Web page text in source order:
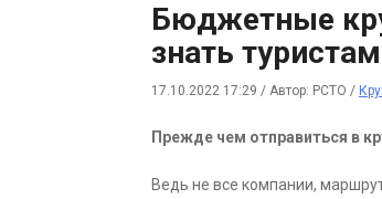
Бюджетные
знать туристам
17.10.2022 17:29 / Автор: РСТО /
Прежде чем отправиться в
Ведь не все компании,